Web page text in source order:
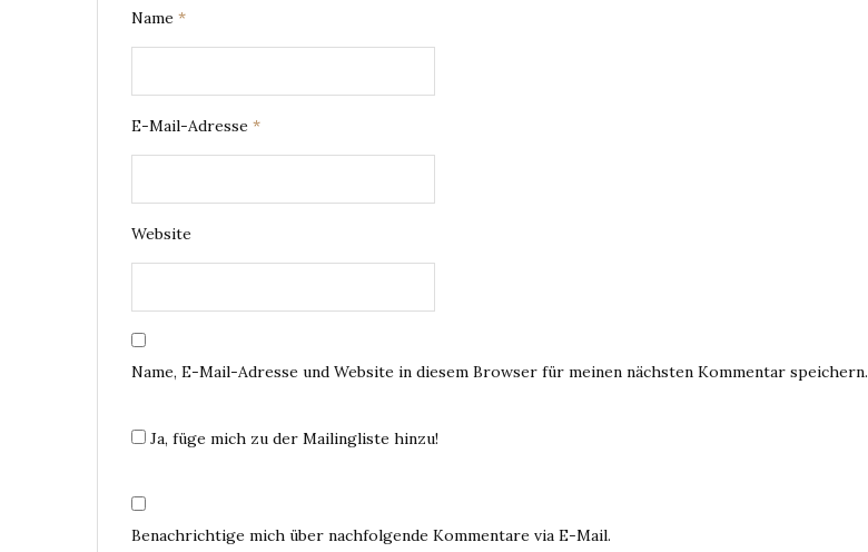
Name *
E-Mail-Adresse *
Website
Name, E-Mail-Adresse und Website in diesem Browser für meinen nächsten Kommentar speichern.
Ja, füge mich zu der Mailingliste hinzu!
Benachrichtige mich über nachfolgende Kommentare via E-Mail.